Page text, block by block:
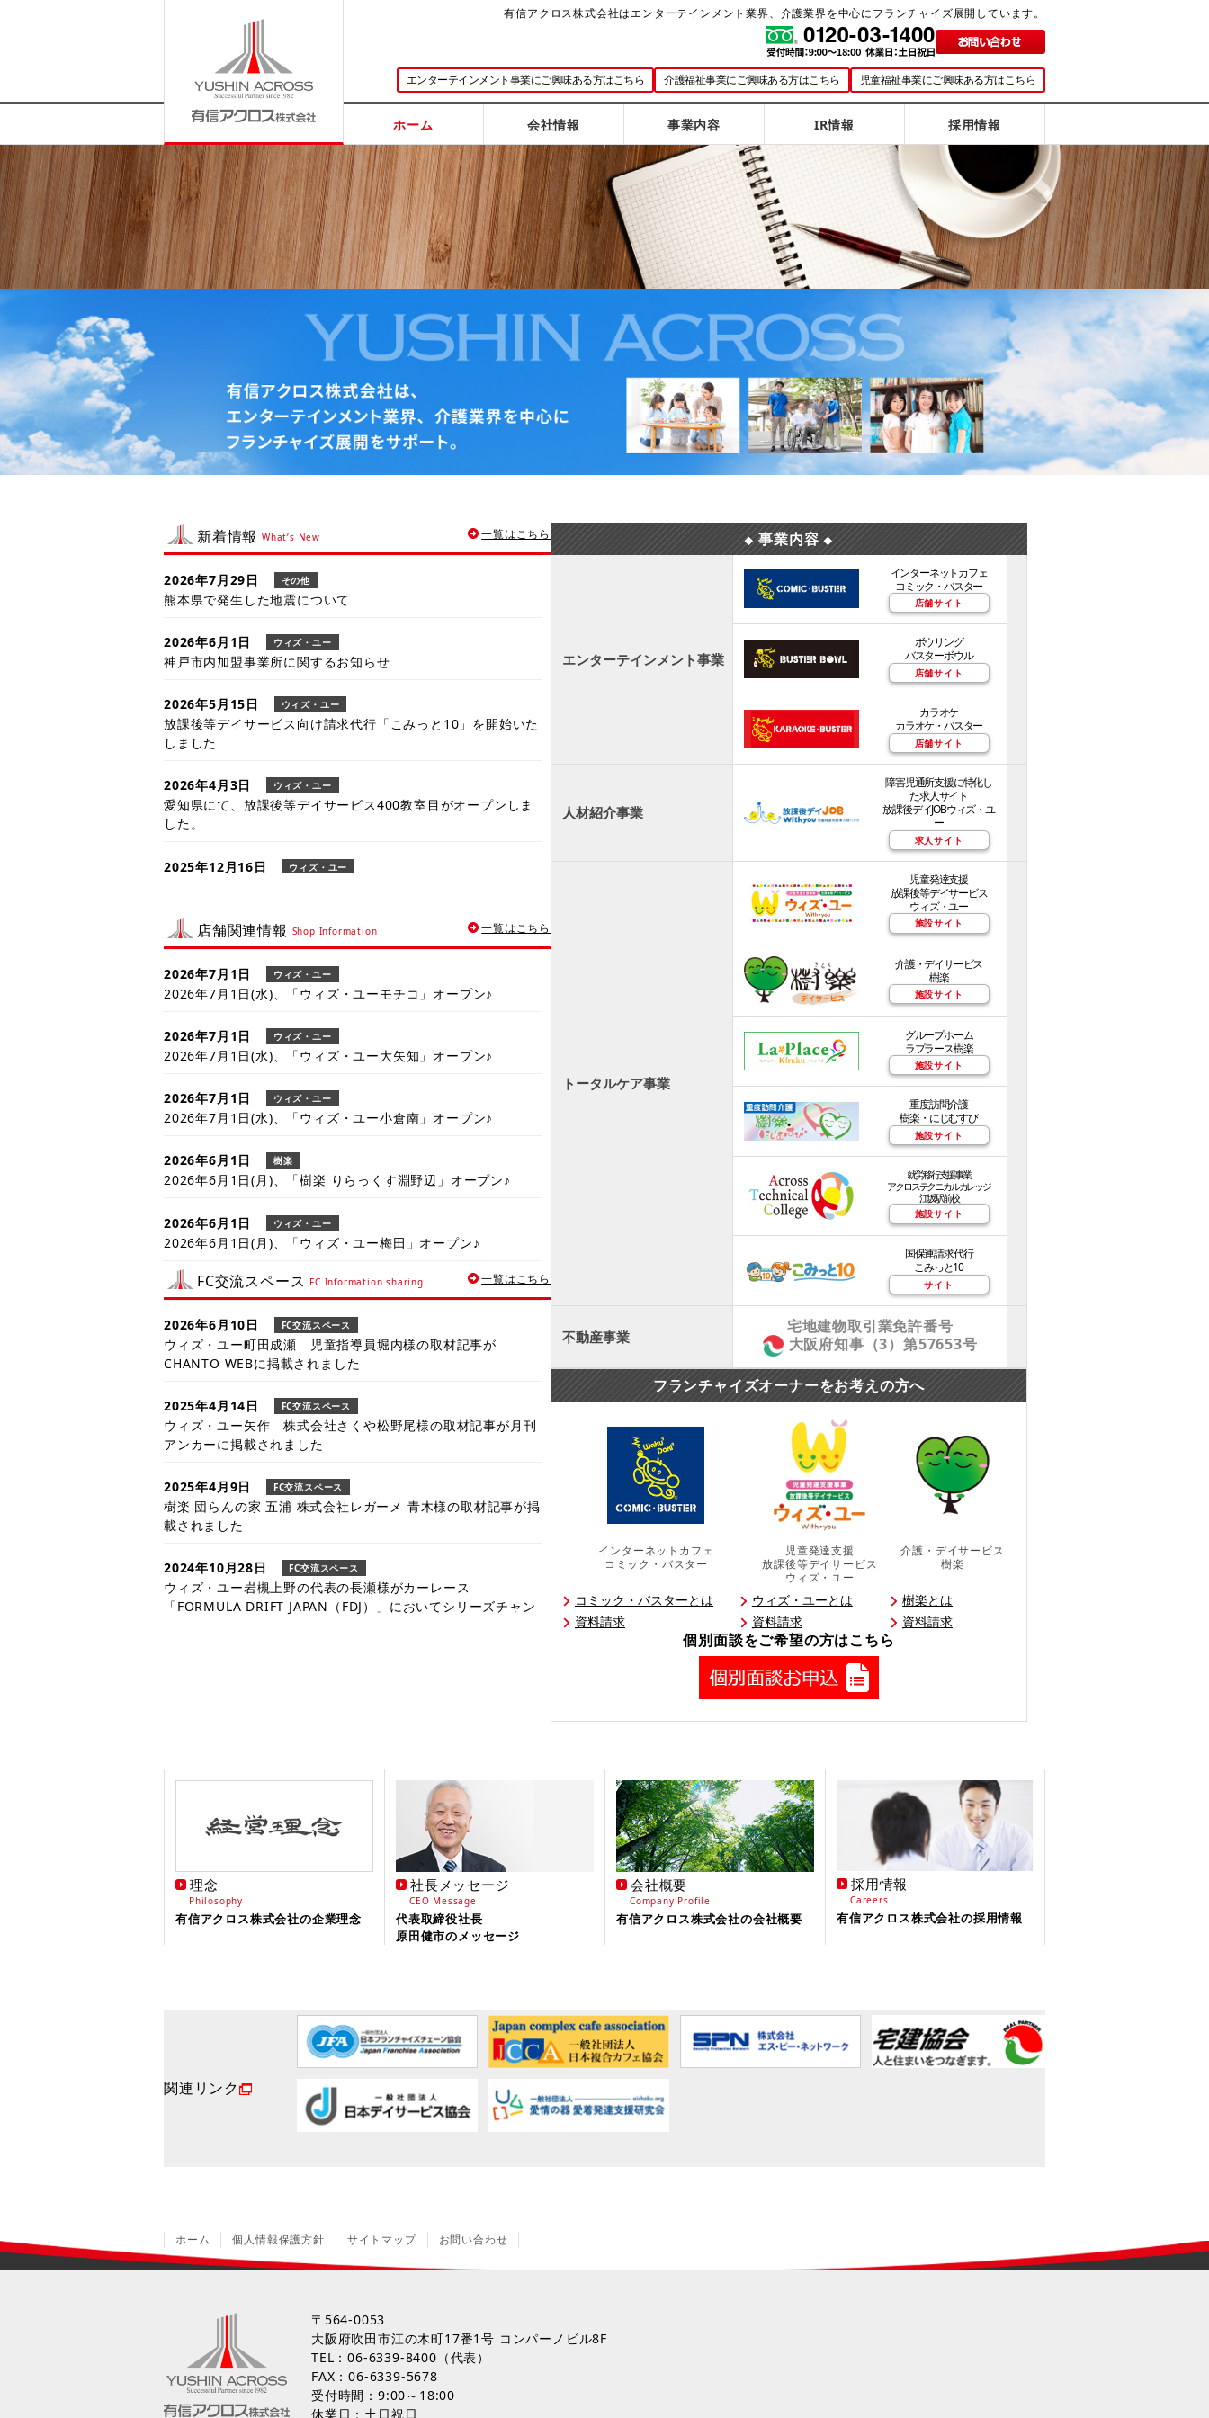
有信アクロス株式会社はエンターテインメント業界、介護業界を中心にフランチャイズ展開しています。
エンターテインメント事業にご興味ある方はこちら 介護福祉事業にご興味ある方はこちら 児童福祉事業にご興味ある方はこちら
ホーム 会社情報 事業内容 IR情報 採用情報
新着情報 What’s New 一覧はこちら
熊本県で発生した地震について
2026年7月29日 その他
神戸市内加盟事業所に関するお知らせ
2026年6月1日 ウィズ・ユー
放課後等デイサービス向け請求代行「こみっと10」を開始いた
しました
2026年5月15日 ウィズ・ユー
愛知県にて、放課後等デイサービス400教室目がオープンしま
した。
2026年4月3日 ウィズ・ユー
2025年12月16日 ウィズ・ユー
東京都にて、放課後等デイサービス350教室目がオープンしま
した。
2025年10月30日 ウィズ・ユー
ウィズ・ユーがリハビリDXツール「デジリハ」の導入を開始い
たしました。
高齢者住宅新聞（2024年11月20日発行）にて、「放課後デイ
JOB ウィズ・ユー」をご紹介いただきました。
2024年11月20日 ウィズ・ユー
児発・放デイに特化した人材紹介及び求人検索サービス「放課
job.jp）の運営を開始いたしました。
2024年11月11日 ウィズ・ユー
療育支援アプリ「ブレインバランスプログラム®アプリ」をリ
2024年8月9日
店舗関連情報 Shop Information 一覧はこちら
2026年7月1日(水)、「ウィズ・ユーモチコ」オープン♪
2026年7月1日 ウィズ・ユー
2026年7月1日(水)、「ウィズ・ユー大矢知」オープン♪
2026年7月1日 ウィズ・ユー
2026年7月1日(水)、「ウィズ・ユー小倉南」オープン♪
2026年7月1日 ウィズ・ユー
2026年6月1日(月)、「樹楽 りらっくす淵野辺」オープン♪
2026年6月1日 樹楽
2026年6月1日(月)、「ウィズ・ユー梅田」オープン♪
2026年6月1日 ウィズ・ユー
2026年6月1日(月)、「ウィズ・ユー港北高田」オープン♪
2026年6月1日 ウィズ・ユー
2026年6月1日(月)、「ウィズ・ユー本川越」オープン♪
2026年6月1日 ウィズ・ユー
2026年5月1日(金)、「ウィズ・ユー南甲子園」オープン♪
2026年5月1日 ウィズ・ユー
2026年5月1日(金)、「ウィズ・ユーharuka」オープン♪
2026年5月1日
FC交流スペース FC Information sharing 一覧はこちら
ウィズ・ユー町田成瀬 児童指導員堀内様の取材記事が
CHANTO WEBに掲載されました
2026年6月10日 FC交流スペース
ウィズ・ユー矢作 株式会社さくや松野尾様の取材記事が月刊
アンカーに掲載されました
2025年4月14日 FC交流スペース
樹楽 団らんの家 五浦 株式会社レガーメ 青木様の取材記事が掲
載されました
2025年4月9日 FC交流スペース
ウィズ・ユー岩槻上野の代表の長瀬様がカーレース
「FORMULA DRIFT JAPAN（FDJ）」においてシリーズチャン
2024年10月28日 FC交流スペース
コミックバスター浦和店の元スタッフのおりお無先生がヤング
ウィズ・ユー岩槻上野の代表の長瀬様がカーレース
「FORMULA DRIFT JAPAN（FDJ）」において初優勝を飾りま
した。
2024年10月17日 FC交流スペース
◆ 事業内容◆
エンターテインメント事業
インターネットカフェ
コミック・バスター
店舗サイト
ボウリング
バスターボウル
店舗サイト
カラオケ
カラオケ・バスター
店舗サイト
人材紹介事業
障害児通所支援に特化し
た求人サイト
放課後デイJOBウィズ・ユ
ー
求人サイト
トータルケア事業
児童発達支援
放課後等デイサービス
ウィズ・ユー
施設サイト
介護・デイサービス
樹楽
施設サイト
グループホーム
ラプラース樹楽
施設サイト
重度訪問介護
樹楽・にじむすび
施設サイト
就労移行支援事業
アクロステクニカルカレッジ
江坂駅前校
施設サイト
国保連請求代行
こみっと10
サイト
不動産事業
宅地建物取引業免許番号
大阪府知事（3）第57653号
フランチャイズオーナーをお考えの方へ
インターネットカフェ
コミック・バスター
コミック・バスターとは
資料請求
児童発達支援
放課後等デイサービス
ウィズ・ユー
ウィズ・ユーとは
資料請求
介護・デイサービス
樹楽
樹楽とは
資料請求
個別面談をご希望の方はこちら
理念
Philosophy
有信アクロス株式会社の企業理念
社長メッセージ
CEO Message
代表取締役社長
原田健市のメッセージ
会社概要
Company Profile
有信アクロス株式会社の会社概要
採用情報
Careers
有信アクロス株式会社の採用情報
関連リンク
ホーム 個人情報保護方針 サイトマップ お問い合わせ
〒564-0053
大阪府吹田市江の木町17番1号 コンパーノビル8F
TEL：06-6339-8400 （代表）
FAX：06-6339-5678
受付時間：9:00～18:00
休業日：土日祝日